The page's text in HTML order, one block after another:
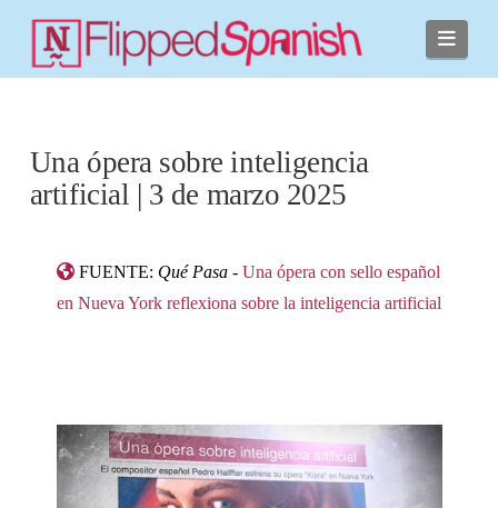
Una ópera sobre inteligencia
artificial | 3 de marzo 2025
FUENTE: Qué Pasa- Una ópera con sello español
en Nueva York reflexiona sobre la inteligencia artificial